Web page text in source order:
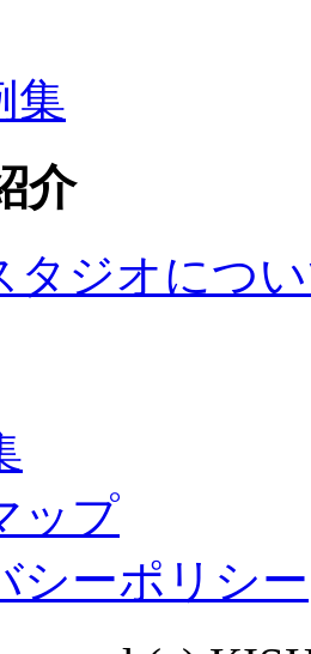
集
介
タジオにつ
ップ
シーポリシー